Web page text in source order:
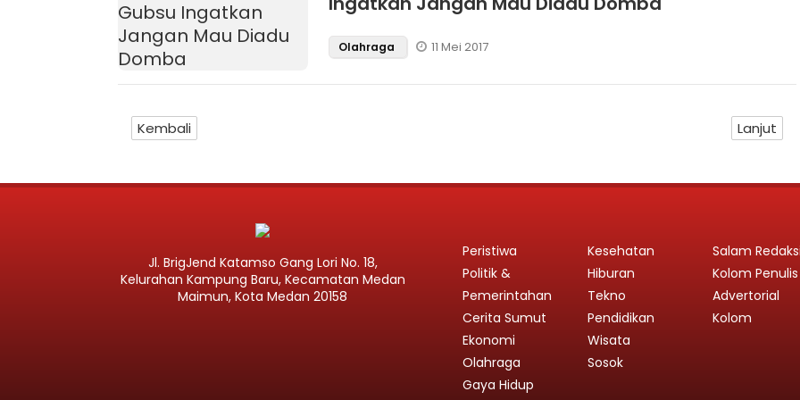
Olahraga 11 Mei 2017
Kembali Lanjut
Jl. BrigJend Katamso Gang Lori No. 18,
Kelurahan Kampung Baru, Kecamatan Medan
Maimun, Kota Medan 20158
Peristiwa
Politik &
Pemerintahan
Cerita Sumut
Ekonomi
Olahraga
Gaya Hidup
Kesehatan
Hiburan
Tekno
Pendidikan
Wisata
Sosok
Salam
Kolom Penulis
Advertorial
Kolom